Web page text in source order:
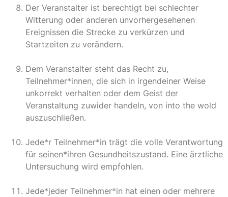
Der Veranstalter ist berechtigt bei schlechter
Witterung oder anderen unvorhergesehenen
Ereignissen die Strecke zu verkürzen und
Startzeiten zu verändern.
Dem Veranstalter steht das Recht zu,
Teilnehmer*innen, die sich in irgendeiner Weise
unkorrekt verhalten oder dem Geist der
Veranstaltung zuwider handeln, von into the wold
auszuschließen.
Jede*r Teilnehmer*in trägt die volle Verantwortung
für seinen*ihren Gesundheitszustand. Eine ärztliche
Untersuchung wird empfohlen.
Jede*jeder Teilnehmer*in hat einen oder mehrere